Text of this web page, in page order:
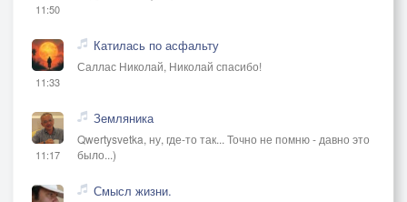
11:50
11:33
Катилась по асфальту
Саллас Николай, Николай спасибо!
11:17
Земляника
Qwertysvetka, ну, где-то так... Точно не помню - давно это
было...)
Смысл жизни.